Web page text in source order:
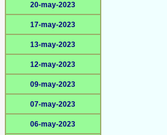
20-may-2023
17-may-2023
13-may-2023
12-may-2023
09-may-2023
07-may-2023
06-may-2023